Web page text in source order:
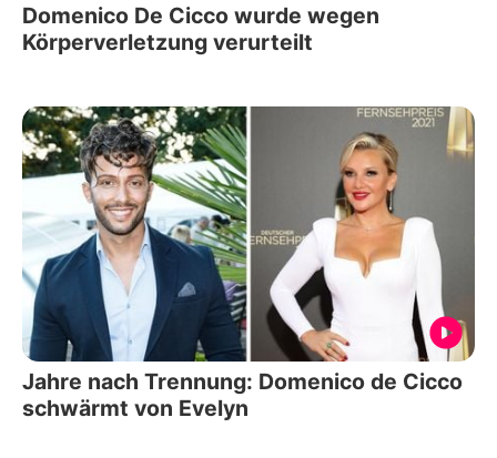
Domenico De Cicco wurde wegen
Körperverletzung verurteilt
Jahre nach Trennung: Domenico de Cicco
schwärmt von Evelyn